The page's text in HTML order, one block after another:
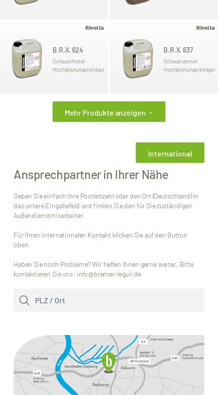
B.R.X. 624
Schaumfreier
Hochleistungsreiniger
B.R.X. 637
Schaumarmer
Hochleistungsreiniger
Mehr Produkte anzeigen ›
International
Ansprechpartner in Ihrer Nähe
Geben Sie einfach Ihre Postleitzahl oder den Ort (Deutschland) in
das untere Eingabefeld und finden Sie den für Sie zuständigen
Außendienstmitarbeiter.
Für Ihren internationalen Kontakt klicken Sie auf den Button
oben.
Haben Sie noch Probleme? Wir helfen Ihnen gerne weiter. Bitte
kontaktieren Sie uns: info@bremer-leguil.de